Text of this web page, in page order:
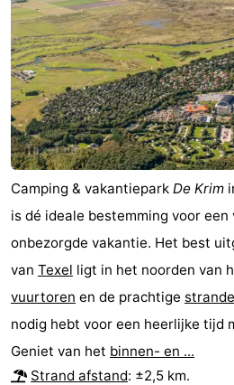
Camping & vakantiepark De Krim
is dé ideale bestemming voor een
onbezorgde vakantie. Het best
van Texel ligt in het noorden van
vuurtoren en de prachtige
nodig hebt voor een heerlijke tijd
Geniet van het binnen- en ...
Strand afstand: ±2,5 km.